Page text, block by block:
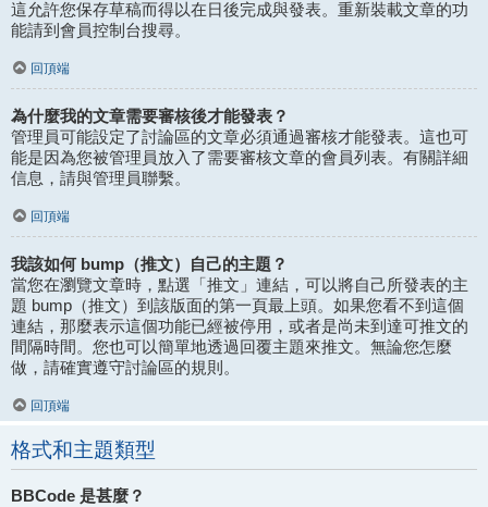
這允許您保存草稿而得以在日後完成與發表。重新裝載文章的功
能請到會員控制台搜尋。
回頂端
為什麼我的文章需要審核後才能發表？
管理員可能設定了討論區的文章必須通過審核才能發表。這也可
能是因為您被管理員放入了需要審核文章的會員列表。有關詳細
信息，請與管理員聯繫。
回頂端
我該如何 bump（推文）自己的主題？
當您在瀏覽文章時，點選「推文」連結，可以將自己所發表的主
題 bump（推文）到該版面的第一頁最上頭。如果您看不到這個
連結，那麼表示這個功能已經被停用，或者是尚未到達可推文的
間隔時間。您也可以簡單地透過回覆主題來推文。無論您怎麼
做，請確實遵守討論區的規則。
回頂端
格式和主題類型
BBCode 是甚麼？